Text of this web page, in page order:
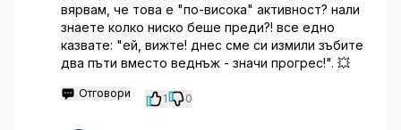
вярвам, че това е "по-висока" активност? нали
знаете колко ниско беше преди?! все едно
казвате: "ей, вижте! днес сме си измили зъбите
два пъти вместо веднъж - значи прогрес!". 💥
Отговори 1 0